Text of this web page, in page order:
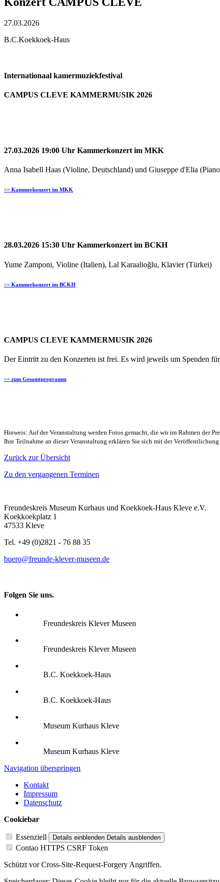
27.03.2026
B.C.Koekkoek-Haus
Internationaal kamermuziekfestival
CAMPUS CLEVE KAMMERMUSIK 2026
27.03.2026 19:00 Uhr Kammerkonzert im MKK
Anna Isabell Haas (Violine, Deutschland) und Giuseppe d'Elia
>> Kammerkonzert im MKK
28.03.2026 15:30 Uhr Kammerkonzert im BCKH
Yume Zamponi, Violine (Italien), Lal Karaalioğlu, Klavier (Türkei)
>> Kammerkonzert im BCKH
CAMPUS CLEVE KAMMERMUSIK 2026
Der Eintritt zu den Konzerten ist frei. Es wird jeweils um Spenden
>> zum Gesamtprogramm
Hinweis: Auf der Veranstaltung werden Fotos gemacht, die wir im Rahmen der
Ihre Teilnahme an dieser Veranstaltung erklären Sie sich mit der Veröffentlichung
Zurück zur Übersicht
Zu den vergangenen Terminen
Freundeskreis Museum Kurhaus und Koekkoek-Haus Kleve e.V.
Koekkoekplatz 1
47533 Kleve
Tel. +49 (0)2821 - 76 88 35
buero@freunde-klever-museen.de
Folgen Sie uns.
Freundeskreis Klever Museen
Freundeskreis Klever Museen
B.C. Koekkoek-Haus
B.C. Koekkoek-Haus
Museum Kurhaus Kleve
Museum Kurhaus Kleve
Navigation überspringen
Kontakt
Impressum
Datenschutz
Cookiebar
Essenziell Details einblenden Details ausblenden
Contao HTTPS CSRF Token
Schützt vor Cross-Site-Request-Forgery Angriffen.